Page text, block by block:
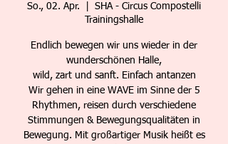
So., 02. Apr.
SHA - Circus Compostelli
Trainingshalle
Endlich bewegen wir uns wieder in der
wunderschönen Halle,
wild, zart und sanft. Einfach antanzen
Wir gehen in eine WAVE im Sinne der 5
Rhythmen, reisen durch verschiedene
Stimmungen & Bewegungsqualitäten in
Bewegung. Mit großartiger Musik heißt es